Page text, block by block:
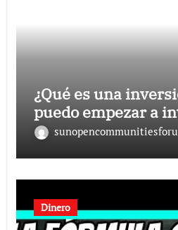
¿Qué es una
puedo empezar a
Dinero